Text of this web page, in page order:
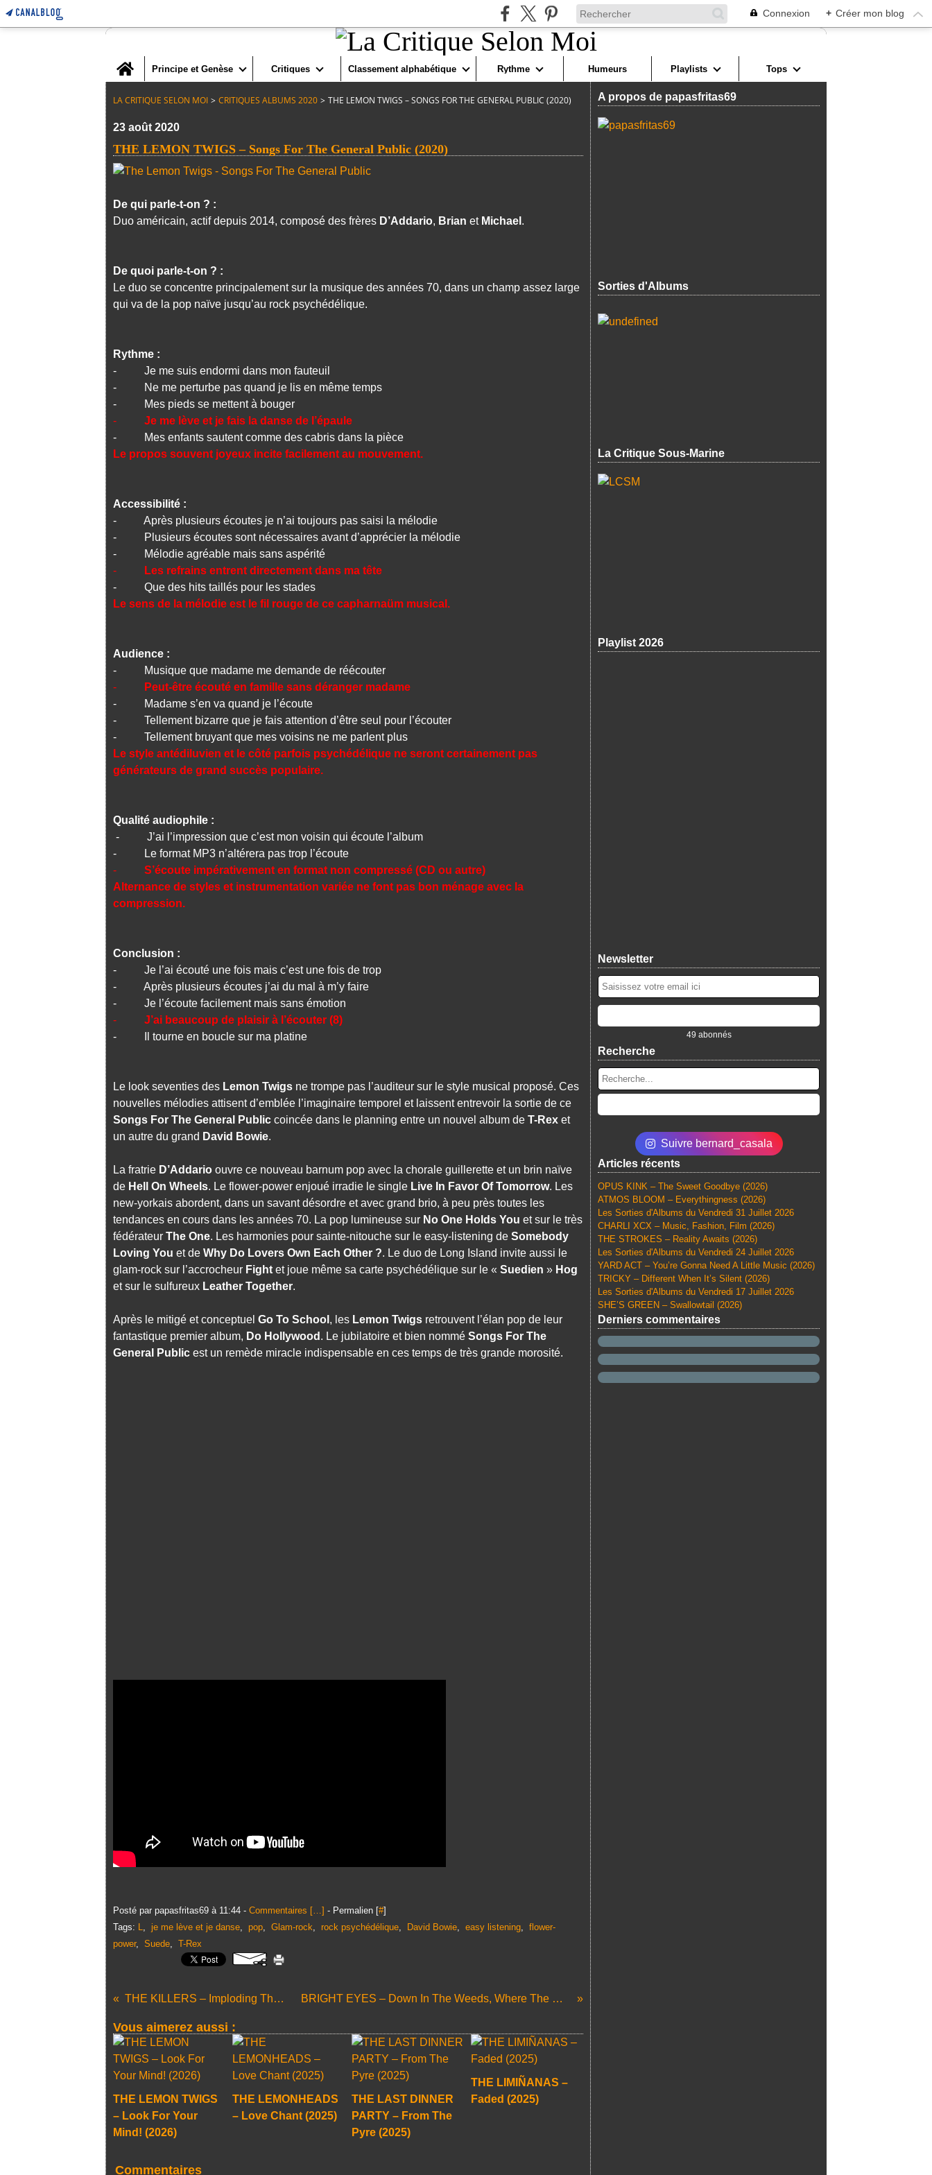
Connexion + Créer mon blog
Home
Principe et Genèse Critiques Classement alphabétique Rythme Humeurs Playlists Tops
LA CRITIQUE SELON MOI > CRITIQUES ALBUMS 2020 > THE LEMON TWIGS – SONGS FOR THE GENERAL PUBLIC (2020)
23 août 2020
THE LEMON TWIGS – Songs For The General Public (2020)
De qui parle-t-on ? :
Duo américain, actif depuis 2014, composé des frères D’Addario, Brian et Michael .
De quoi parle-t-on ? :
Le duo se concentre principalement sur la musique des années 70, dans un champ assez large
qui va de la pop naïve jusqu’au rock psychédélique.
Rythme :
- Je me suis endormi dans mon fauteuil
- Ne me perturbe pas quand je lis en même temps
- Mes pieds se mettent à bouger
- Je me lève et je fais la danse de l’épaule
- Mes enfants sautent comme des cabris dans la pièce
Le propos souvent joyeux incite facilement au mouvement.
Accessibilité :
- Après plusieurs écoutes je n’ai toujours pas saisi la mélodie
- Plusieurs écoutes sont nécessaires avant d’apprécier la mélodie
- Mélodie agréable mais sans aspérité
-
Les refrains entrent directement dans ma tête
- Que des hits taillés pour les stades
Le sens de la mélodie est le fil rouge de ce capharnaüm musical.
Audience :
- Musique que madame me demande de réécouter
-
Peut-être écouté en famille sans déranger madame
- Madame s’en va quand je l’écoute
- Tellement bizarre que je fais attention d’être seul pour l’écouter
- Tellement bruyant que mes voisins ne me parlent plus
Le style antédiluvien et le côté parfois psychédélique ne seront certainement pas
générateurs de grand succès populaire.
Qualité audiophile :
- J’ai l’impression que c’est mon voisin qui écoute l’album
- Le format MP3 n’altérera pas trop l’écoute
- S’écoute impérativement en format non compressé (CD ou autre)
Alternance de styles et instrumentation variée ne font pas bon ménage avec la
compression.
Conclusion :
- Je l’ai écouté une fois mais c’est une fois de trop
- Après plusieurs écoutes j’ai du mal à m’y faire
- Je l’écoute facilement mais sans émotion
- J’ai beaucoup de plaisir à l’écouter (8)
- Il tourne en boucle sur ma platine
Le look seventies des Lemon Twigs ne trompe pas l’auditeur sur le style musical proposé. Ces
nouvelles mélodies attisent d’emblée l’imaginaire temporel et laissent entrevoir la sortie de ce
Songs For The General Public coincée dans le planning entre un nouvel album de T-Rex et
un autre du grand David Bowie.
La fratrie D’Addario ouvre ce nouveau barnum pop avec la chorale guillerette et un brin naïve
de Hell On Wheels. Le flower-power enjoué irradie le single Live In Favor Of Tomorrow. Les
new-yorkais abordent, dans un savant désordre et avec grand brio, à peu près toutes les
tendances en cours dans les années 70. La pop lumineuse sur No One Holds You et sur le très
fédérateur The One. Les harmonies pour sainte-nitouche sur le easy-listening de Somebody
Loving You et de Why Do Lovers Own Each Other ?. Le duo de Long Island invite aussi le
glam-rock sur l’accrocheur Fight et joue même sa carte psychédélique sur le « Suedien » Hog
et sur le sulfureux Leather Together.
Après le mitigé et conceptuel Go To School , les Lemon Twigs retrouvent l’élan pop de leur
fantastique premier album, Do Hollywood . Le jubilatoire et bien nommé Songs For The
General Public est un remède miracle indispensable en ces temps de très grande morosité.
Posté par papasfritas69 à 11:44 - Commentaires […] - Permalien [#]
Tags: L, je me lève et je danse, pop, Glam-rock, rock psychédélique, David Bowie, easy listening, flower-
power, Suede, T-Rex
THE KILLERS – Imploding The Mirage (2020) BRIGHT EYES – Down In The Weeds, Where The World Once Was (2020)
Vous aimerez aussi :
THE LEMON TWIGS
– Look For Your
Mind! (2026)
THE LEMONHEADS
– Love Chant (2025)
THE LAST DINNER
PARTY – From The
Pyre (2025)
THE LIMIÑANAS –
Faded (2025)
Commentaires
A propos de papasfritas69
Sorties d'Albums
La Critique Sous-Marine
Playlist 2026
Newsletter
49 abonnés
Recherche
Suivre bernard_casala
Articles récents
OPUS KINK – The Sweet Goodbye (2026)
ATMOS BLOOM – Everythingness (2026)
Les Sorties d'Albums du Vendredi 31 Juillet 2026
CHARLI XCX – Music, Fashion, Film (2026)
THE STROKES – Reality Awaits (2026)
Les Sorties d'Albums du Vendredi 24 Juillet 2026
YARD ACT – You’re Gonna Need A Little Music (2026)
TRICKY – Different When It’s Silent (2026)
Les Sorties d'Albums du Vendredi 17 Juillet 2026
SHE’S GREEN – Swallowtail (2026)
Derniers commentaires